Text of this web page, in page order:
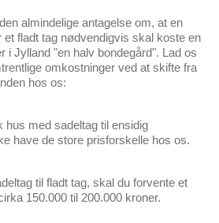
almindelige antagelse om, at en
fladt tag nødvendigvis skal koste en
i Jylland "en halv bondegård". Lad os
omkostninger ved at skifte fra
hos os:
med sadeltag til ensidig
have de store prisforskelle hos os.
til fladt tag, skal du forvente et
150.000 til 200.000 kroner.